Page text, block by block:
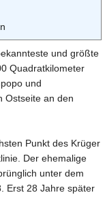
und größte
Quadratkilometer
und
Ostseite an den
Punkt des Krüger
Der ehemalige
unter dem
Erst 28 Jahre später